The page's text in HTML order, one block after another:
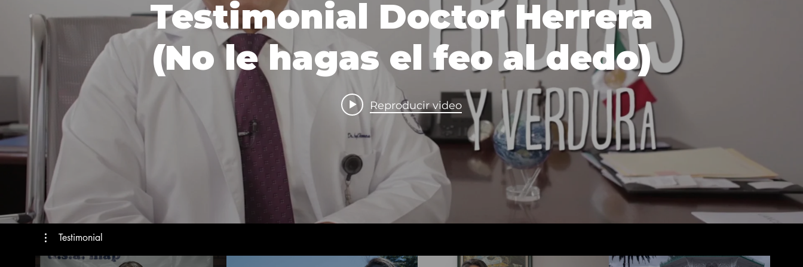
Testimonial Doctor Herrera
(No le hagas el feo al dedo)
Reproducir video
Testimonial